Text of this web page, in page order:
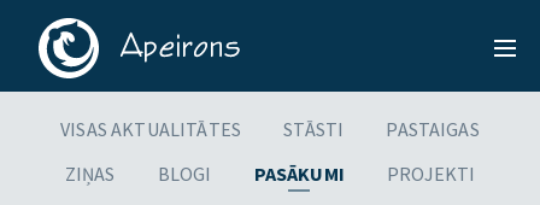
VISAS AKTUALITĀTES STĀSTI
PASTAIGAS
ZIŅAS
BLOGI PASĀKUMI
PROJEKTI